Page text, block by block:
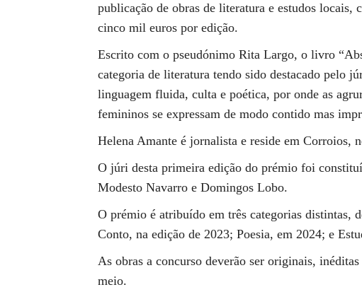
publicação de obras de literatura e estudos
cinco mil euros por edição.
Escrito com o pseudónimo Rita Largo, o livro
categoria de literatura tendo sido destacado pelo
linguagem fluida, culta e poética, por onde as
femininos se expressam de modo contido mas
Helena Amante é jornalista e reside em Corroios,
O júri desta primeira edição do prémio foi
Modesto Navarro e Domingos Lobo.
O prémio é atribuído em três categorias distintas,
Conto, na edição de 2023; Poesia, em 2024; e
As obras a concurso deverão ser originais,
meio.